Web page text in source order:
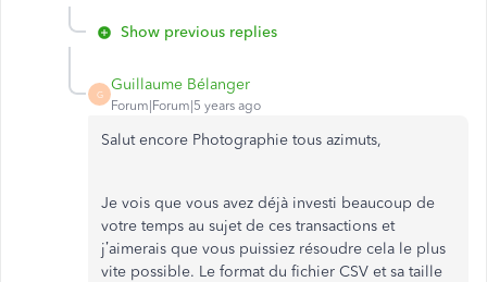
Show previous replies
G
Guillaume Bélanger
Forum|Forum|5 years ago
Salut encore Photographie tous azimuts,
Je vois que vous avez déjà investi beaucoup de
votre temps au sujet de ces transactions et
j’aimerais que vous puissiez résoudre cela le plus
vite possible. Le format du fichier CSV et sa taille